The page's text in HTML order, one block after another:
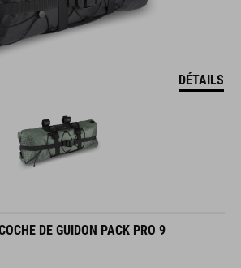
DÉTAILS
DE GUIDON PACK PRO 9